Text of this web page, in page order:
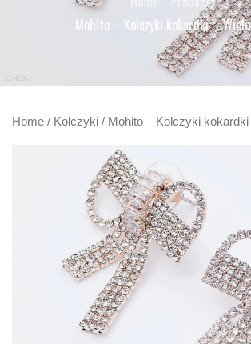
Mohito – Kolczyki kokardki –
Home / Kolczyki / Mohito – Kolczyki